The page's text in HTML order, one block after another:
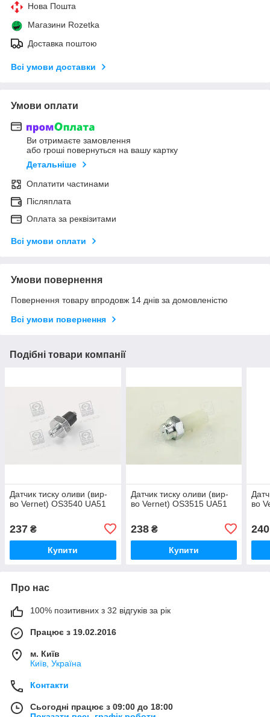
Нова Пошта
Магазини Rozetka
Доставка поштою
Всі умови доставки
Умови оплати
Ви отримаєте замовлення
або гроші повернуться на вашу картку
Детальніше
Оплатити частинами
Післяплата
Оплата за реквізитами
Всі умови оплати
Умови повернення
Повернення товару впродовж 14 днів за домовленістю
Всі умови повернення
Подібні товари компанії
Датчик тиску оливи (вир-
во Vernet) OS3540 UA51
237 ₴
Купити
Датчик тиску оливи (вир-
во Vernet) OS3515 UA51
238₴
Купити
во
240
Про нас
100% позитивних з 32 відгуків за рік
Працює з 19.02.2016
м. Київ
Київ, Україна
Контакти
Сьогодні працює з 09:00 до 18:00